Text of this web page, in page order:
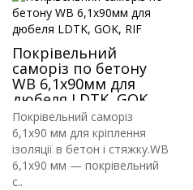
Покрівельний
саморіз по бетону
WB 6,1х90мм для
дюбеля LDTK, GOK,
RIF
Покрівельний саморіз
6,1х90 мм для кріплення
ізоляції в бетон і стяжку.WB
6,1х90 мм — покрівельний
с..